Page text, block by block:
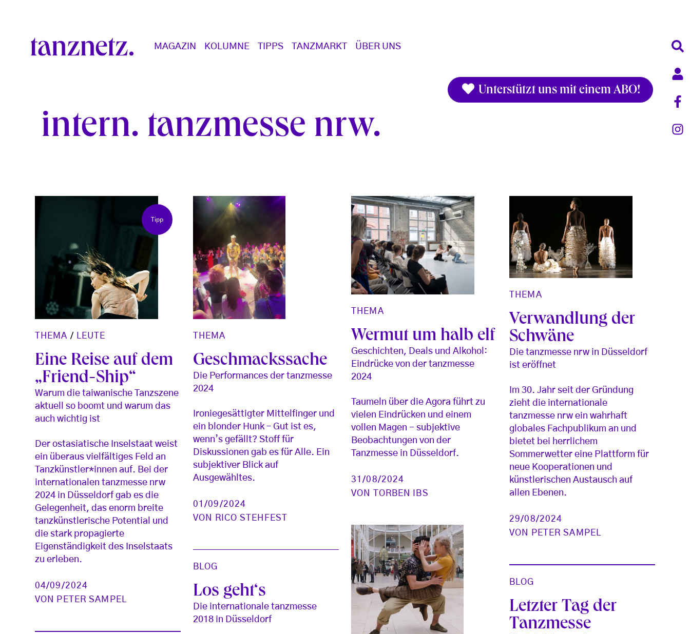
Main navigation
MAGAZIN KOLUMNE TIPPS TANZMARKT ÜBER UNS
Unterstützt uns mit einem ABO!
intern. tanzmesse nrw
Tipp
THEMA / LEUTE
Eine Reise auf dem
„Friend-Ship“
Warum die taiwanische Tanzszene
aktuell so boomt und warum das
auch wichtig ist
Der ostasiatische Inselstaat weist
ein überaus vielfältiges Feld an
Tanzkünstler*innen auf. Bei der
internationalen tanzmesse nrw
2024 in Düsseldorf gab es die
Gelegenheit, das enorm breite
tanzkünstlerische Potential und
die stark propagierte
Eigenständigkeit des Inselstaats
zu erleben.
04/09/2024
VON
PETER SAMPEL
THEMA
Geschmackssache
Die Performances der tanzmesse
2024
Ironiegesättigter Mittelfinger und
ein blonder Hunk – Gut ist es,
wenn’s gefällt? Stoff für
Diskussionen gab es für Alle. Ein
subjektiver Blick auf
Ausgewähltes.
01/09/2024
VON
RICO STEHFEST
THEMA
Wermut um halb elf
Geschichten, Deals und Alkohol:
Eindrücke von der tanzmesse
2024
Taumeln über die Agora führt zu
vielen Eindrücken und einem
vollen Magen - subjektive
Beobachtungen von der
Tanzmesse in Düsseldorf.
31/08/2024
VON
TORBEN IBS
THEMA
Verwandlung der
Schwäne
Die tanzmesse nrw in Düsseldorf
ist eröffnet
Im 30. Jahr seit der Gründung
zieht die internationale
tanzmesse nrw ein wahrhaft
globales Fachpublikum an und
bietet bei herrlichem
Sommerwetter eine Plattform für
neue Kooperationen und
künstlerischen Austausch auf
allen Ebenen.
29/08/2024
VON
PETER SAMPEL
BLOG
Los geht‘s
Die internationale tanzmesse
2018 in Düsseldorf
BLOG
Letzter Tag der
Tanzmesse